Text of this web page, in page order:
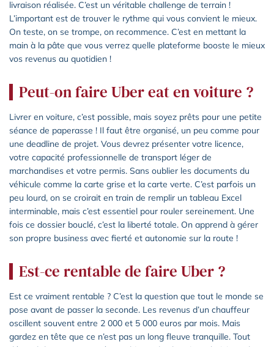
livraison réalisée. C’est un véritable challenge de terrain !
L’important est de trouver le rythme qui vous convient le mieux.
On teste, on se trompe, on recommence. C’est en mettant la
main à la pâte que vous verrez quelle plateforme booste le mieux
vos revenus au quotidien !
Peut-on faire Uber eat en voiture ?
Livrer en voiture, c’est possible, mais soyez prêts pour une petite
séance de paperasse ! Il faut être organisé, un peu comme pour
une deadline de projet. Vous devrez présenter votre licence,
votre capacité professionnelle de transport léger de
marchandises et votre permis. Sans oublier les documents du
véhicule comme la carte grise et la carte verte. C’est parfois un
peu lourd, on se croirait en train de remplir un tableau Excel
interminable, mais c’est essentiel pour rouler sereinement. Une
fois ce dossier bouclé, c’est la liberté totale. On apprend à gérer
son propre business avec fierté et autonomie sur la route !
Est-ce rentable de faire Uber ?
Est ce vraiment rentable ? C’est la question que tout le monde se
pose avant de passer la seconde. Les revenus d’un chauffeur
oscillent souvent entre 2 000 et 5 000 euros par mois. Mais
gardez en tête que ce n’est pas un long fleuve tranquille. Tout